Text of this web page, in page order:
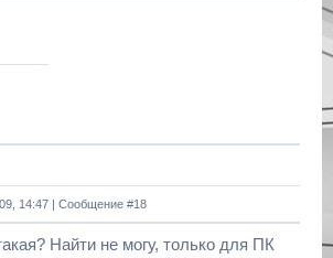
14:47 | Сообщение #18
Найти не могу, только для ПК